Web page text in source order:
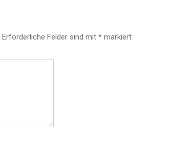
Erforderliche Felder sind mit * markiert